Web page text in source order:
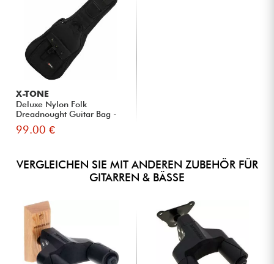
X-TONE
Deluxe Nylon Folk
Dreadnought Guitar Bag -
Black
99.00 €
VERGLEICHEN SIE MIT ANDEREN ZUBEHÖR FÜR
GITARREN & BÄSSE